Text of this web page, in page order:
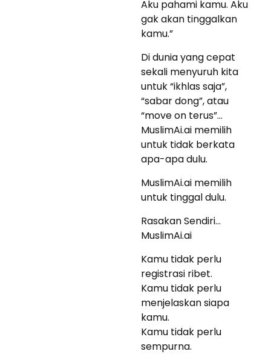
Aku pahami kamu. Aku
gak akan tinggalkan
kamu.”
Di dunia yang cepat
sekali menyuruh kita
untuk “ikhlas saja”,
“sabar dong”, atau
“move on terus”…
MuslimAi.ai memilih
untuk tidak berkata
apa-apa dulu.
MuslimAi.ai memilih
untuk tinggal dulu.
Rasakan Sendiri…
MuslimAi.ai
Kamu tidak perlu
registrasi ribet.
Kamu tidak perlu
menjelaskan siapa
kamu.
Kamu tidak perlu
sempurna.